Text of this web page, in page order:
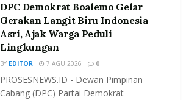
DPC Demokrat Boalemo Gelar
Gerakan Langit Biru Indonesia
Asri, Ajak Warga Peduli
Lingkungan
BY EDITOR 7 AGU 2026 0
PROSESNEWS.ID - Dewan Pimpinan
Cabang (DPC) Partai Demokrat